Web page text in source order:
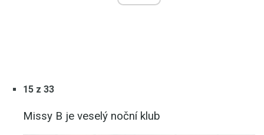
15 z 33
Missy B je veselý noční klub